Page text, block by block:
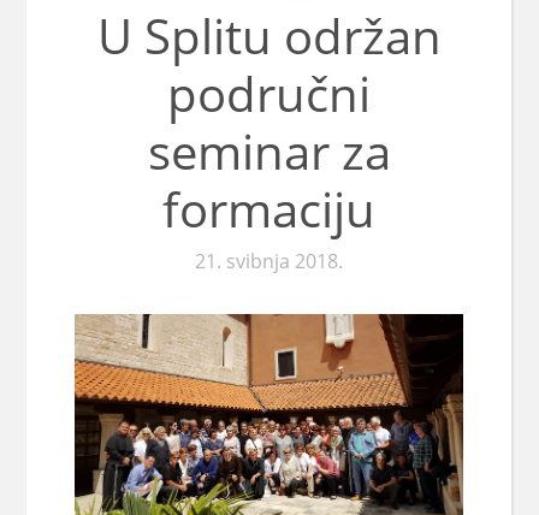
U Splitu održan
područni
seminar za
formaciju
21. svibnja 2018.